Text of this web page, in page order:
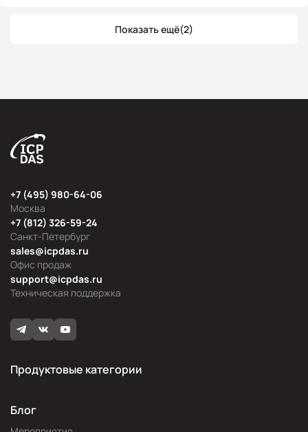
Показать ещё(2)
Москва
+7 (495) 980-64-06
Офис продаж
sales@icpdas.ru
Санкт-Петербург
+7 (812) 326-59-24
Техническая поддержка
support@icpdas.ru
Продуктовые категории
Блог